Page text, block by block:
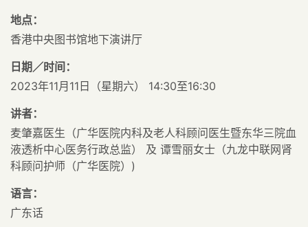
地点：
香港中央图书馆地下演讲厅
日期／时间：
2023年11月11日（星期六） 14:30至16:30
讲者：
麦肇嘉医生（广华医院内科及老人科顾问医生暨东华三院血
液透析中心医务行政总监） 及 谭雪丽女士（九龙中联网肾
科顾问护师（广华医院）)
语言：
广东话